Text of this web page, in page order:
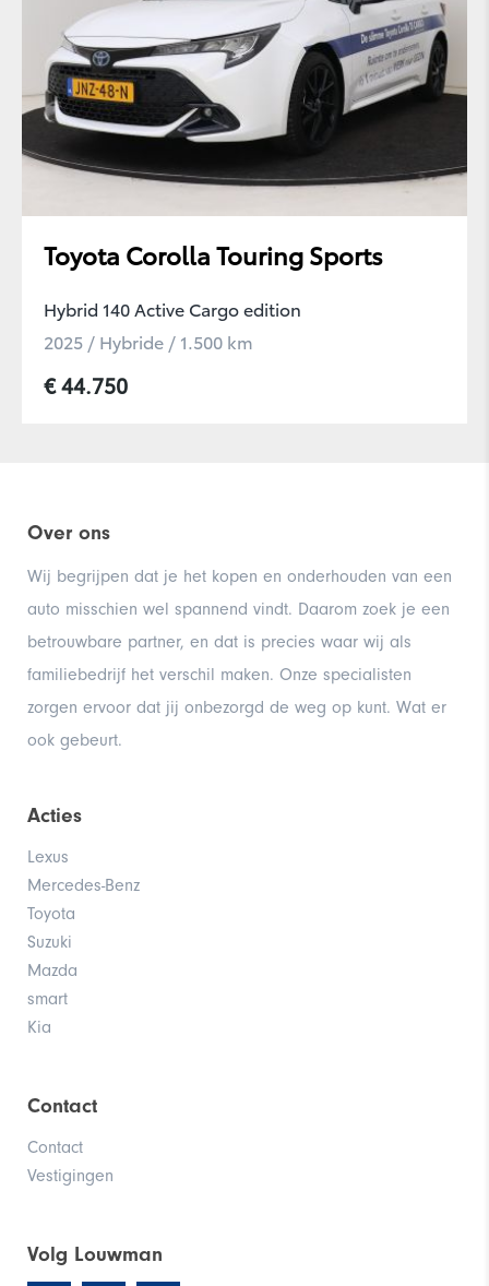
Aygo
Yaris Dynamic GR Edition
Corolla Trek
Toyota Corolla Touring Sports
Hybrid 140 Active Cargo edition
2025 / Hybride / 1.500 km
€ 44.750
Over ons
Wij begrijpen dat je het kopen en onderhouden van een
auto misschien wel spannend vindt. Daarom zoek je een
betrouwbare partner, en dat is precies waar wij als
familiebedrijf het verschil maken. Onze specialisten
zorgen ervoor dat jij onbezorgd de weg op kunt. Wat er
ook gebeurt.
Acties
Lexus
Mercedes-Benz
Toyota
Suzuki
Mazda
smart
Kia
Contact
Contact
Vestigingen
Volg Louwman